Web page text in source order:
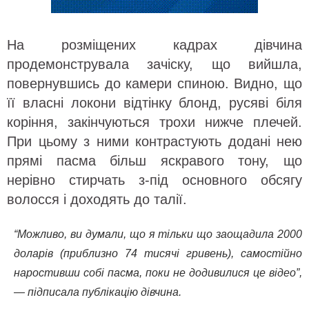
На розміщених кадрах дівчина
продемонструвала зачіску, що вийшла,
повернувшись до камери спиною. Видно, що
її власні локони відтінку блонд, русяві біля
коріння, закінчуються трохи нижче плечей.
При цьому з ними контрастують додані нею
прямі пасма більш яскравого тону, що
нерівно стирчать з-під основного обсягу
волосся і доходять до талії.
“Можливо, ви думали, що я тільки що заощадила 2000
доларів (приблизно 74 тисячі гривень), самостійно
наростивши собі пасма, поки не додивилися це відео”,
— підписала публікацію дівчина.